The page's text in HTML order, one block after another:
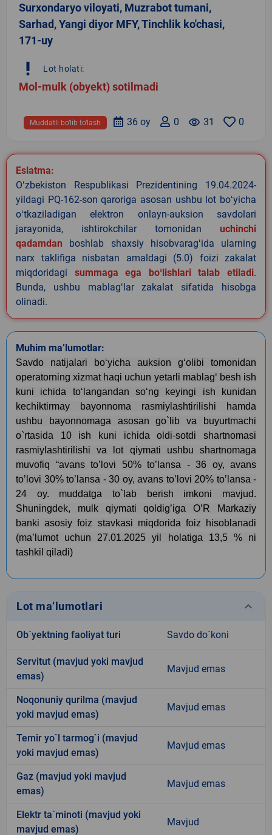
Surxondaryo viloyati, Muzrabot tumani,
Sarhad, Yangi diyor MFY, Tinchlik ko'chasi,
171-uy
priority_high Lot holati:
Mol-mulk (obyekt) sotilmadi
0
remove_red_eye 31
0
36 oy
Muddatli bo‘lib to‘lash
Eslatma:
Oʻzbekiston Respublikasi Prezidentining 19.04.2024-
yildagi PQ-162-son qaroriga asosan ushbu lot boʻyicha
oʻtkaziladigan elektron onlayn-auksion savdolari
jarayonida, ishtirokchilar tomonidan uchinchi
qadamdan boshlab shaxsiy hisobvaragʻida ularning
narx taklifiga nisbatan amaldagi (5.0) foizi zakalat
miqdoridagi summaga ega boʻlishlari talab etiladi.
Bunda, ushbu mablagʻlar zakalat sifatida hisobga
olinadi.
Muhim ma’lumotlar:
Savdo natijalari bo‘yicha auksion g‘olibi tomonidan
operatorning xizmat haqi uchun yetarli mablag‘ besh ish
kuni ichida to‘langandan so‘ng keyingi ish kunidan
kechiktirmay bayonnoma rasmiylashtirilishi hamda
ushbu bayonnomaga asosan go`lib va buyurtmachi
o`rtasida 10 ish kuni ichida oldi-sotdi shartnomasi
rasmiylashtirilishi va lot qiymati ushbu shartnomaga
muvofiq “avans to’lovi 50% to’lansa - 36 oy, avans
to’lovi 30% to’lansa - 30 oy, avans to’lovi 20% to’lansa -
24 oy. muddatga to`lab berish imkoni mavjud.
Shuningdek, mulk qiymati qoldig’iga O’R Markaziy
banki asosiy foiz stavkasi miqdorida foiz hisoblanadi
(ma’lumot uchun 27.01.2025 yil holatiga 13,5 % ni
tashkil qiladi)
Lot ma’lumotlari keyboard_arrow_down
Ob`yektning faoliyat turi Savdo do`koni
Servitut (mavjud yoki mavjud
emas)
Mavjud emas
Noqonuniy qurilma (mavjud
yoki mavjud emas)
Mavjud emas
Temir yo`l tarmog`i (mavjud
yoki mavjud emas)
Mavjud emas
Gaz (mavjud yoki mavjud
emas)
Mavjud emas
Elektr ta`minoti (mavjud yoki
mavjud emas)
Mavjud